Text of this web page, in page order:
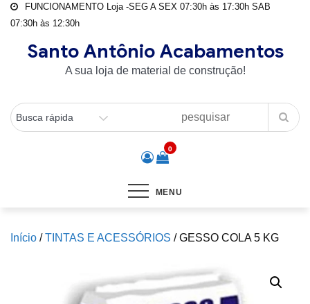
FUNCIONAMENTO Loja -SEG A SEX 07:30h às 17:30h SAB
07:30h às 12:30h
Santo Antônio Acabamentos
A sua loja de material de construção!
0
MENU
Início /TINTAS E ACESSÓRIOS / GESSO COLA 5 KG